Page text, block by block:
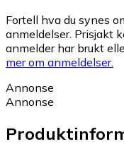
Fortell hva du synes
anmeldelser. Prisjakt
anmelder har brukt
mer om anmeldelser.
Annonse
Annonse